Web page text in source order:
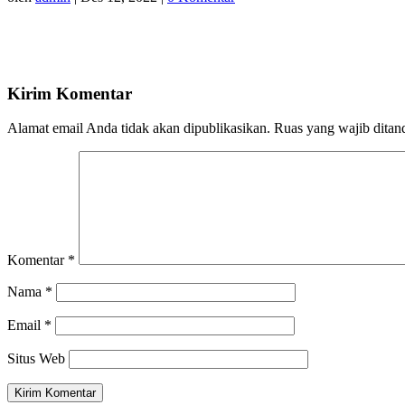
Kirim Komentar
Alamat email Anda tidak akan dipublikasikan. Ruas yang wajib
Komentar *
Nama *
Email *
Situs Web